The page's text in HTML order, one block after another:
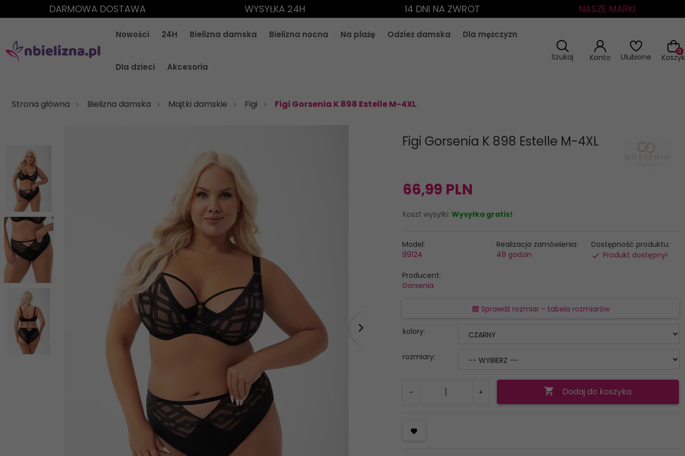
DARMOWA DOSTAWA WYSYŁKA 24H 14 DNI NA ZWROT NASZE MARKI
Nowości 24H Bielizna damska Bielizna nocna Na plażę Odzież damska Dla mężczyzn
Dla dzieci Akcesoria
Szukaj Konto Ulubione Koszyk
0
Strona główna Bielizna damska Majtki damskie Figi Figi Gorsenia K 898 Estelle M-4XL
Figi Gorsenia K 898 Estelle M-4XL
66,99 PLN
Koszt wysyłki: Wysyłka gratis!
Model:
99124
Realizacja zamówienia:
48 godzin
Dostępność produktu:
Produkt dostępny!
Producent:
Gorsenia
Sprawdź rozmiar - tabela rozmiarów
kolory:
rozmiary:
Dodaj do koszyka